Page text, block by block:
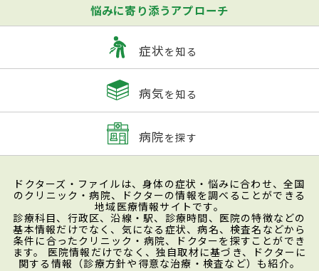
悩みに寄り添うアプローチ
症状を知る
病気を知る
病院を探す
ドクターズ・ファイルは、身体の症状・悩みに合わせ、全国
のクリニック・病院、ドクターの情報を調べることができる
地域医療情報サイトです。
診療科目、行政区、沿線・駅、診療時間、医院の特徴などの
基本情報だけでなく、気になる症状、病名、検査名などから
条件に合ったクリニック・病院、ドクターを探すことができ
ます。 医院情報だけでなく、独自取材に基づき、ドクターに
関する情報（診療方針や得意な治療・検査など）も紹介。